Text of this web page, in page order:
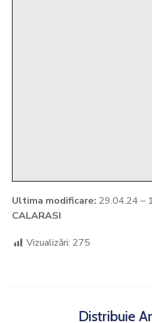
Ultima modificare: 29.04.24 –
CALARASI
Vizualizări: 275
Distribuie